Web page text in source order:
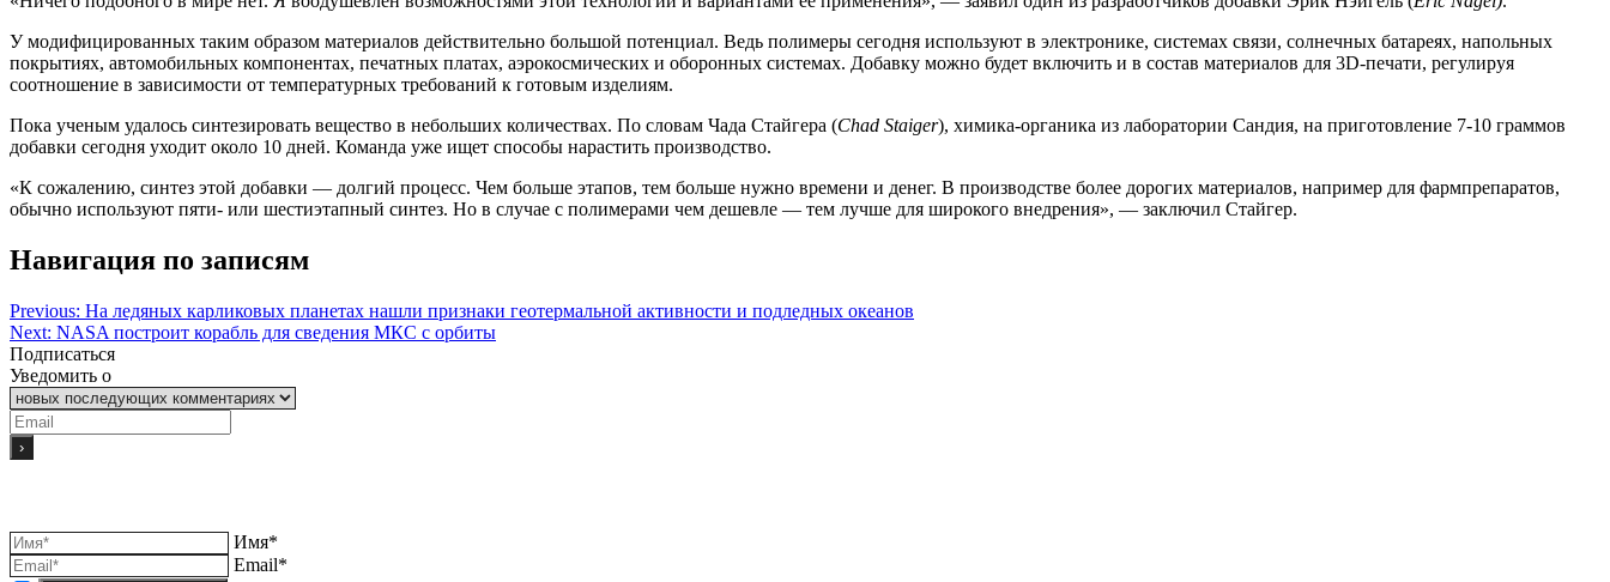
У модифицированных таким образом материалов действительно большой потенциал. Ведь полимеры сегодня используют в электронике, системах связи, солнечных батареях, напольных
покрытиях, автомобильных компонентах, печатных платах, аэрокосмических и оборонных системах. Добавку можно будет включить и в состав материалов для 3D-печати, регулируя
соотношение в зависимости от температурных требований к готовым изделиям.
Пока ученым удалось синтезировать вещество в небольших количествах. По словам Чада Стайгера (Chad Staiger), химика-органика из лаборатории Сандия, на приготовление 7-10 граммов
добавки сегодня уходит около 10 дней. Команда уже ищет способы нарастить производство.
«К сожалению, синтез этой добавки — долгий процесс. Чем больше этапов, тем больше нужно времени и денег. В производстве более дорогих материалов, например для фармпрепаратов,
обычно используют пяти- или шестиэтапный синтез. Но в случае с полимерами чем дешевле — тем лучше для широкого внедрения», — заключил Стайгер.
Навигация по записям
Previous: На ледяных карликовых планетах нашли признаки геотермальной активности и подледных океанов
Next: NASA построит корабль для сведения МКС с орбиты
Подписаться
Уведомить о
Имя*
Email*